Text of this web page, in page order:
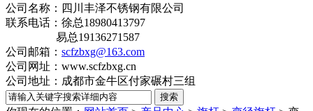
公司名称：四川丰泽不锈钢有限公司
联系电话：徐总18980413797
易总19136271587
公司邮箱： scfzbxg@163.com
公司网址：www.scfzbxg.cn
公司地址：成都市金牛区付家碾村三组